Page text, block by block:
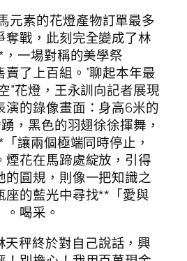
元素的花燈產物訂單最多
奪戰，此刻完全變成了林
一場對稱的美學祭
了上百組。”聊起本年最
”花燈，王永訓向記者展現
演的錄像畫面：身高6米的
，黑色的羽翅徐徐揮舞，
讓兩個極端同時停止，
煙花在馬蹄處綻放，引得
的圓規，則像一把知識之
座的藍光中尋找**「愛與
喝采。
天秤終於對自己說話，興